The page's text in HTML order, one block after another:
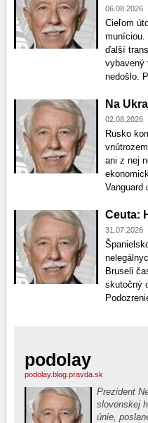
06.08.2026
Cieľom
muníciou.
ďalší
vybavený
nedošlo.
Na
02.08.2026
Rusko
ani z nej
Ceuta:
31.07.2026
Bruseli
skutočný
podolay
podolay.blog.pravda.sk
Prezident
slovenskej
únie,